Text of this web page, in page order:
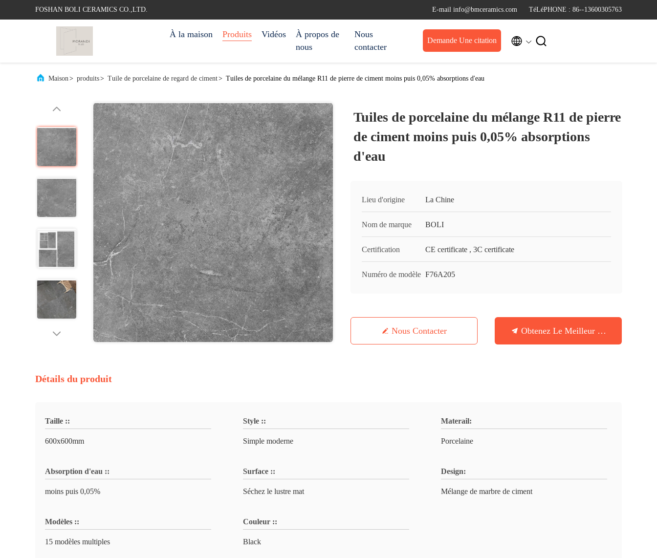
FOSHAN BOLI CERAMICS CO.,LTD. E-mail info@bmceramics.com TéLéPHONE : 86--13600305763
À la maison Produits Vidéos
À propos de
nous
Nous
contacter
Demande Une citation  
Maison> produits> Tuile de porcelaine de regard de ciment> Tuiles de porcelaine du mélange R11 de pierre de ciment moins puis 0,05% absorptions d'eau
Tuiles de porcelaine du mélange R11 de pierre
de ciment moins puis 0,05% absorptions
d'eau
Lieu d'origine La Chine
Nom de marque BOLI
Certification CE certificate , 3C certificate
Numéro de modèle F76A205
Nous Contacter Obtenez Le Meilleur Prix
Détails du produit
Taille ::
600x600mm
Style ::
Simple moderne
Materail:
Porcelaine
Absorption d'eau ::
moins puis 0,05%
Surface ::
Séchez le lustre mat
Design:
Mélange de marbre de ciment
Modèles ::
15 modèles multiples
Couleur ::
Black